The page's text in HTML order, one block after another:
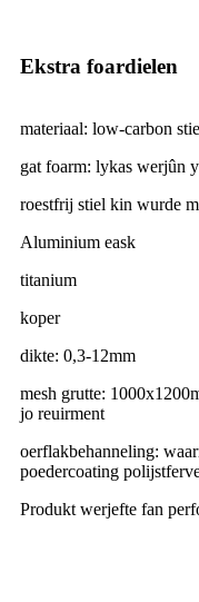
Ekstra foardielen
materiaal: low-carbon
gat foarm: lykas werjûn
roestfrij stiel kin wurde
Aluminium eask
titanium
koper
dikte: 0,3-12mm
mesh grutte:
jo reuirment
oerflakbehanneling:
poedercoating
Produkt werjefte fan